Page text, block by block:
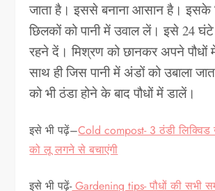
जाता है। इससे बनाना आसान है।
छिलकों को पानी में उवाल लें। इसे 24
रहने दें। मिश्रण को छानकर अपने
साथ ही जिस पानी में अंडों को उबाला
को भी ठंडा होने के बाद पौधों में डालें।
इसे भी पढ़ें–Cold compost- 3 ठंडी लिक्विड
को लू लगने से बचाएंगी
इसे भी पढ़ें-Gardening tips- पौधों की सभी